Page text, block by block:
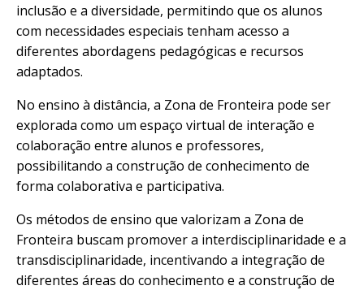
inclusão e a diversidade, permitindo que os alunos
com necessidades especiais tenham acesso a
diferentes abordagens pedagógicas e recursos
adaptados.
No ensino à distância, a Zona de Fronteira pode ser
explorada como um espaço virtual de interação e
colaboração entre alunos e professores,
possibilitando a construção de conhecimento de
forma colaborativa e participativa.
Os métodos de ensino que valorizam a Zona de
Fronteira buscam promover a interdisciplinaridade e a
transdisciplinaridade, incentivando a integração de
diferentes áreas do conhecimento e a construção de